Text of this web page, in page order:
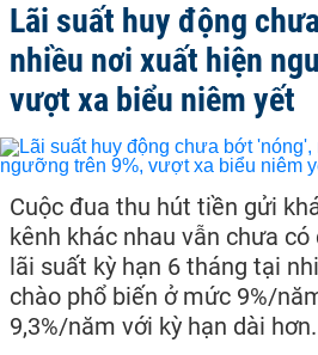
Lãi suất huy động
nhiều nơi xuất hiện
vượt xa biểu niêm yết
Cuộc đua thu hút tiền gửi
kênh khác nhau vẫn chưa
lãi suất kỳ hạn 6 tháng tại
chào phổ biến ở mức 9%/
9,3%/năm với kỳ hạn dài hơn.